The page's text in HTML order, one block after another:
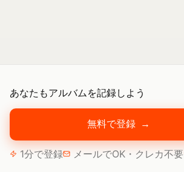
あなたもアルバムを記録しよう
無料で登録 →
1分で登録 メールでOK・クレカ不要